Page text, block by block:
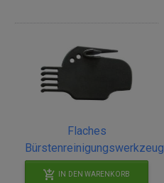
Flaches
Bürstenreinigungswerkzeug
IN DEN WARENKORB